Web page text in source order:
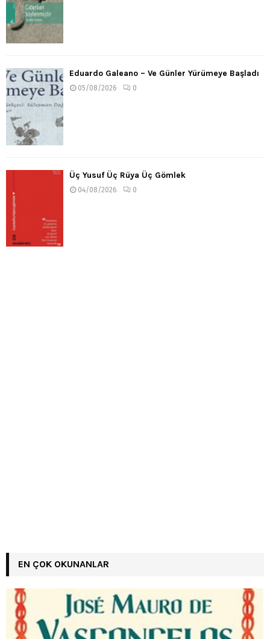
Eduardo Galeano – Ve Günler Yürümeye Başladı
05/08/2026 0
Üç Yusuf Üç Rüya Üç Gömlek
04/08/2026 0
EN ÇOK OKUNANLAR